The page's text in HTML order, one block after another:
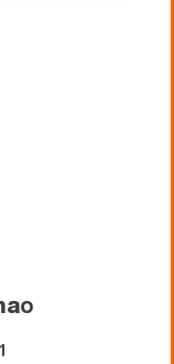
o